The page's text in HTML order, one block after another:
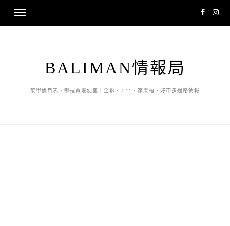
BALIMAN情報局
菜單價目表・哪裡買最便宜｜全聯・7-11・家樂福・好市多通路情報